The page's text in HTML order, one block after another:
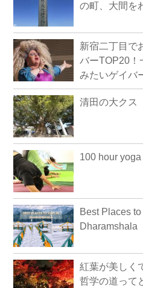
の町、大間を
新宿二丁目で
バーTOP20！
みたいゲイバ
清田の大クス
100 hour
Best Places
Dharamshala
紅葉が美しく
哲学の道って